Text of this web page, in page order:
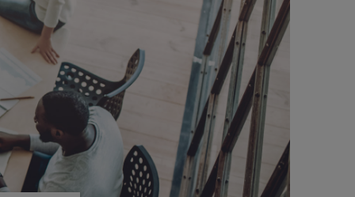
ANNONSØRER
FACILITY MANAGEMENT